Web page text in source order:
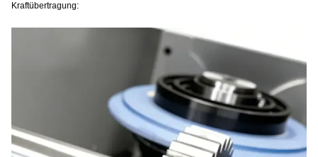
Kraftübertragung: